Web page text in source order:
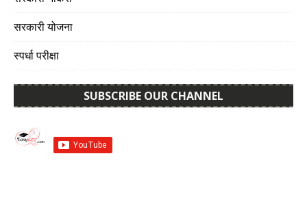
सरकारी योजना
स्पर्धा परीक्षा
SUBSCRIBE OUR CHANNEL